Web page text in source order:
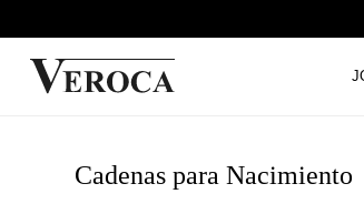
Cadenas para Nacimiento